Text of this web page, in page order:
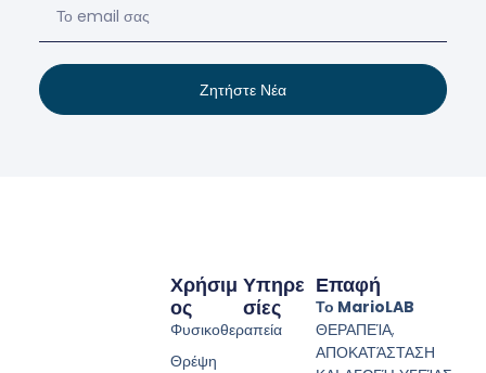
Ζητήστε Νέα
Υπηρε
Σίες
Χρήσιμ
Ος
Φυσικοθεραπεία
Θρέψη
Επαφή
Το MarioLAB
ΘΕΡΑΠΕΊΑ,
ΑΠΟΚΑΤΆΣΤΑΣΗ